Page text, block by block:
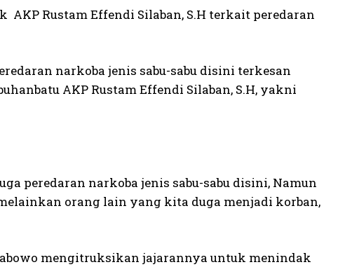
Rustam Effendi Silaban, S.H terkait peredaran
narkoba jenis sabu-sabu disini terkesan
AKP Rustam Effendi Silaban, S.H, yakni
peredaran narkoba jenis sabu-sabu disini, Namun
orang lain yang kita duga menjadi korban,
mengitruksikan jajarannya untuk menindak